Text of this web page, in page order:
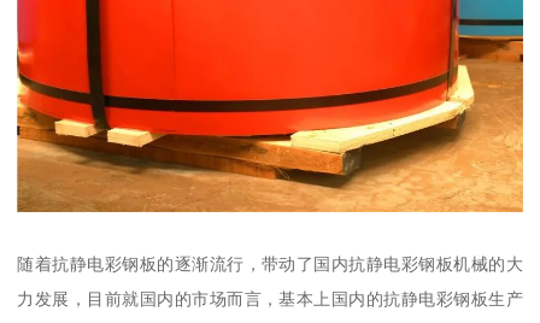
随着抗静电彩钢板的逐渐流行，带动了国内抗静电彩钢板机械的大
力发展，目前就国内的市场而言，基本上国内的抗静电彩钢板生产